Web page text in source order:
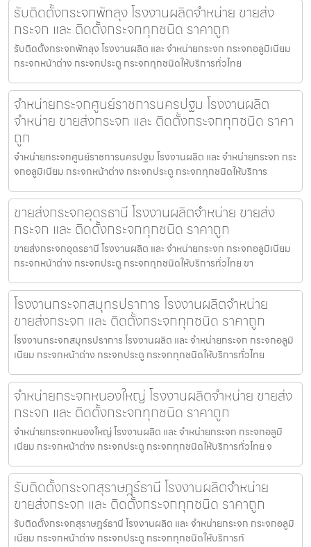
รับติดตั้งกระจกพัทลุง โรงงานผลิตจำหน่าย ขายส่ง
กระจก และ ติดตั้งกระจกทุกชนิด ราคาถูก
รับติดตั้งกระจกพัทลุง โรงงานผลิต และ จำหน่ายกระจก กระจกอลูมิเนียม
กระจกหน้าต่าง กระจกประตู กระจกทุกชนิดให้บริการทั่วไทย
จำหน่ายกระจกศูนย์ราชการนครปฐม โรงงานผลิต
จำหน่าย ขายส่งกระจก และ ติดตั้งกระจกทุกชนิด ราคา
ถูก
จำหน่ายกระจกศูนย์ราชการนครปฐม โรงงานผลิต และ จำหน่ายกระจก กระ
จกอลูมิเนียม กระจกหน้าต่าง กระจกประตู กระจกทุกชนิดให้บริการ
ขายส่งกระจกอุดรธานี โรงงานผลิตจำหน่าย ขายส่ง
กระจก และ ติดตั้งกระจกทุกชนิด ราคาถูก
ขายส่งกระจกอุดรธานี โรงงานผลิต และ จำหน่ายกระจก กระจกอลูมิเนียม
กระจกหน้าต่าง กระจกประตู กระจกทุกชนิดให้บริการทั่วไทย ขา
โรงงานกระจกสมุทรปราการ โรงงานผลิตจำหน่าย
ขายส่งกระจก และ ติดตั้งกระจกทุกชนิด ราคาถูก
โรงงานกระจกสมุทรปราการ โรงงานผลิต และ จำหน่ายกระจก กระจกอลูมิ
เนียม กระจกหน้าต่าง กระจกประตู กระจกทุกชนิดให้บริการทั่วไทย
จำหน่ายกระจกหนองใหญ่ โรงงานผลิตจำหน่าย ขายส่ง
กระจก และ ติดตั้งกระจกทุกชนิด ราคาถูก
จำหน่ายกระจกหนองใหญ่ โรงงานผลิต และ จำหน่ายกระจก กระจกอลูมิ
เนียม กระจกหน้าต่าง กระจกประตู กระจกทุกชนิดให้บริการทั่วไทย จ
รับติดตั้งกระจกสุราษฎร์ธานี โรงงานผลิตจำหน่าย
ขายส่งกระจก และ ติดตั้งกระจกทุกชนิด ราคาถูก
รับติดตั้งกระจกสุราษฎร์ธานี โรงงานผลิต และ จำหน่ายกระจก กระจกอลูมิ
เนียม กระจกหน้าต่าง กระจกประตู กระจกทุกชนิดให้บริการทั